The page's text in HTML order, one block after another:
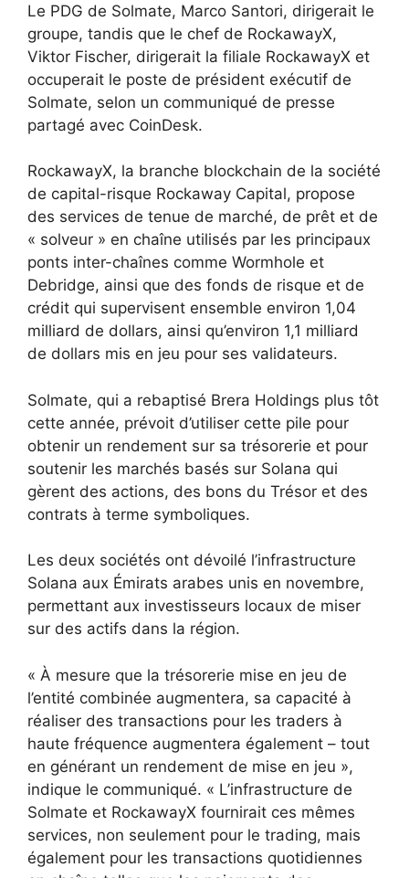
Le PDG de Solmate, Marco Santori, dirigerait le
groupe, tandis que le chef de RockawayX,
Viktor Fischer, dirigerait la filiale RockawayX et
occuperait le poste de président exécutif de
Solmate, selon un communiqué de presse
partagé avec CoinDesk.
RockawayX, la branche blockchain de la société
de capital-risque Rockaway Capital, propose
des services de tenue de marché, de prêt et de
« solveur » en chaîne utilisés par les principaux
ponts inter-chaînes comme Wormhole et
Debridge, ainsi que des fonds de risque et de
crédit qui supervisent ensemble environ 1,04
milliard de dollars, ainsi qu’environ 1,1 milliard
de dollars mis en jeu pour ses validateurs.
Solmate, qui a rebaptisé Brera Holdings plus tôt
cette année, prévoit d’utiliser cette pile pour
obtenir un rendement sur sa trésorerie et pour
soutenir les marchés basés sur Solana qui
gèrent des actions, des bons du Trésor et des
contrats à terme symboliques.
Les deux sociétés ont dévoilé l’infrastructure
Solana aux Émirats arabes unis en novembre,
permettant aux investisseurs locaux de miser
sur des actifs dans la région.
« À mesure que la trésorerie mise en jeu de
l’entité combinée augmentera, sa capacité à
réaliser des transactions pour les traders à
haute fréquence augmentera également – tout
en générant un rendement de mise en jeu »,
indique le communiqué. « L’infrastructure de
Solmate et RockawayX fournirait ces mêmes
services, non seulement pour le trading, mais
également pour les transactions quotidiennes